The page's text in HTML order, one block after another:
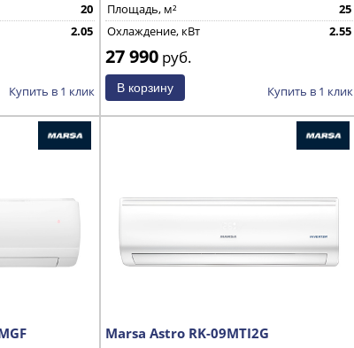
20
2.05
Купить в 1 клик
Площадь, м²
25
Охлаждение, кВт
2.55
27 990руб.
Купить в 1 клик
Marsa Astro RK-09MTI2G